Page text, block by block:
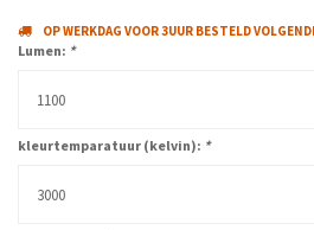
OP WERKDAG VOOR 3UUR BESTELD
Lumen: *
1100
kleurtemparatuur (kelvin): *
3000